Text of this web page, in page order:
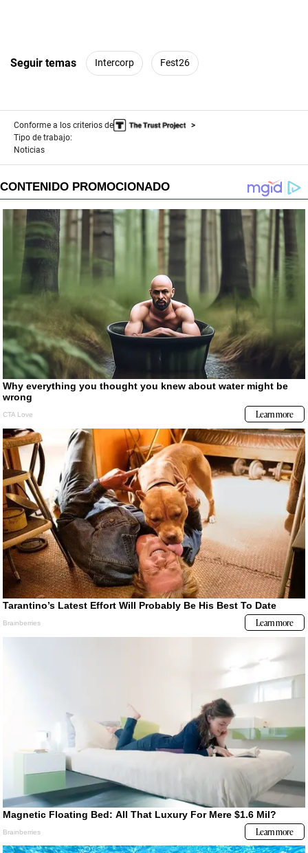
Seguir temas Intercorp Fest26
Conforme a los criterios de
Tipo de trabajo:
Noticias